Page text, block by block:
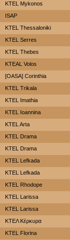
KTEL Mykonos
ISAP
KTEL Thessaloniki
KTEL Serres
KTEL Thebes
KTEAL Volos
[OASA] Corinthia
ΚΤΕL Τrikala
KTEL Imathia
KTEL Ioannina
KTEL Arta
KTEL Drama
KTEL Drama
KTEL Lefkada
KTEL Lefkada
KTEL Rhodope
KTEL Larissa
KTEL Larissa
ΚΤΕΛ Κέρκυρα
KTEL Florina